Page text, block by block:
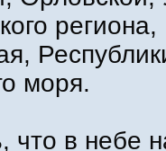
региона,
моря.
что в небе